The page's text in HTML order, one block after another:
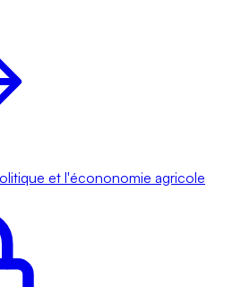
et l'écononomie agricole